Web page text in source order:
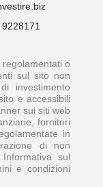
o
sul sito non
investimento
e accessibili
sui siti web
fornitori
in
di non
sul
e condizioni